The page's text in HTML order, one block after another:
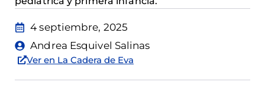
4 septiembre, 2025
Andrea Esquivel Salinas
Ver en La Cadera de Eva